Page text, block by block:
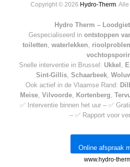
Copyright © 2026 Hydro-Therm.
Hydro Therm –
Gespecialiseerd in ontstoppen
toiletten waterlekken
Snelle interventie in Brussel: Ukkel
Sint-Gillis, Schaarbeek,
Ook actief in de Vlaamse Rand:
Meise, Vilvoorde, Kortenberg
✅ Interventie binnen het uur – ✅
– ✅ Rapport voor
Online afspraak
www.hydro-